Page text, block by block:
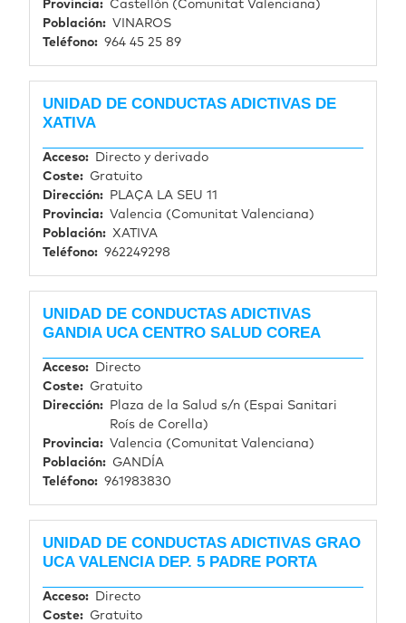
Provincia
Castellón (Comunitat Valenciana)
Población
VINAROS
Teléfono
964 45 25 89
UNIDAD DE CONDUCTAS ADICTIVAS DE
XATIVA
Acceso
Directo y derivado
Coste
Gratuito
Dirección
PLAÇA LA SEU 11
Provincia
Valencia (Comunitat Valenciana)
Población
XATIVA
Teléfono
962249298
UNIDAD DE CONDUCTAS ADICTIVAS
GANDIA UCA CENTRO SALUD COREA
Acceso
Directo
Coste
Gratuito
Dirección
Plaza de la Salud s/n (Espai Sanitari
Roís de Corella)
Provincia
Valencia (Comunitat Valenciana)
Población
GANDÍA
Teléfono
961983830
UNIDAD DE CONDUCTAS ADICTIVAS GRAO
UCA VALENCIA DEP. 5 PADRE PORTA
Acceso
Directo
Coste
Gratuito